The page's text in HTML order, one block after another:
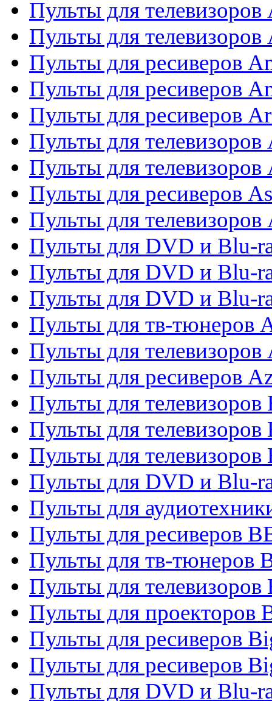
Пульты для
Пульты для
Пульты для ресиверов
Пульты для ресиверов
Пульты для ресиверов
Пульты для
Пульты для телевизоров
Пульты для ресиверов
Пульты для телевизоров
Пульты для DVD и Blu-
Пульты для DVD и Blu-
Пульты для DVD и Blu-
Пульты для тв-тюнеров
Пульты для телевизоров
Пульты для ресиверов
Пульты для
Пульты для
Пульты для
Пульты для DVD и Blu-
Пульты для
Пульты для ресиверов
Пульты для тв-тюнеров
Пульты для телевизоров
Пульты для проекторов
Пульты для ресиверов
Пульты для ресиверов
Пульты для DVD и Blu-